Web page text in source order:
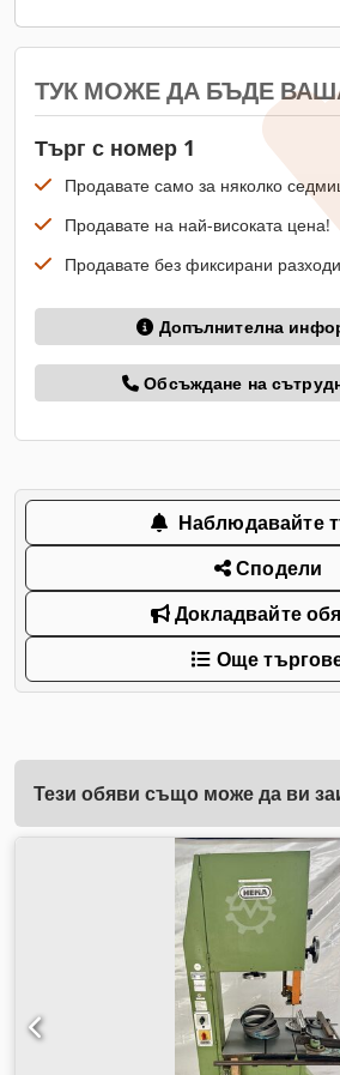
ТУК МОЖЕ ДА БЪДЕ
Търг с номер 1
Продавате само за няколко
Продавате на най-високата цена!
Продавате без фиксирани
Допълнителна
Обсъждане на
Наблюдавайте
Сподели
Докладвайте
Още
Тези обяви също може да ви